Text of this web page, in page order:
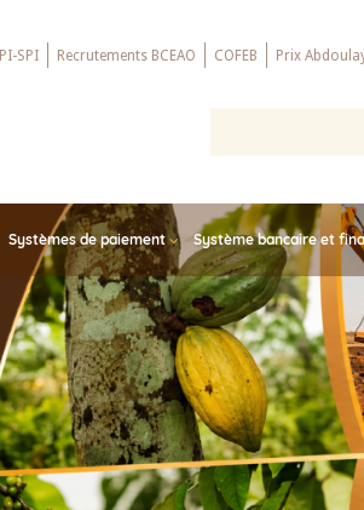
PI-SPI Recrutements BCEAO COFEB Prix
Systèmes de paiement Système bancaire et